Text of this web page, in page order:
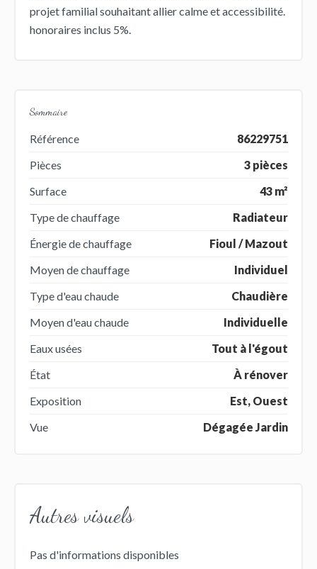
projet familial souhaitant allier calme et accessibilité.
honoraires inclus 5%.
Sommaire
Référence
86229751
Pièces
3 pièces
Surface
43 m²
Type de chauffage
Radiateur
Énergie de chauffage
Fioul / Mazout
Moyen de chauffage
Individuel
Type d'eau chaude
Chaudière
Moyen d'eau chaude
Individuelle
Eaux usées
Tout à l'égout
État
À rénover
Exposition
Est, Ouest
Vue
Dégagée Jardin
Autres visuels
Pas d'informations disponibles